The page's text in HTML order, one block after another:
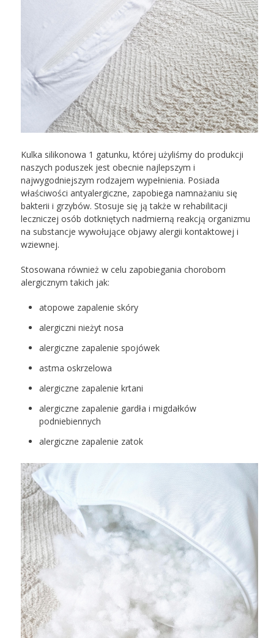
Kulka silikonowa 1 gatunku, której użyliśmy do produkcji
naszych poduszek jest obecnie najlepszym i
najwygodniejszym rodzajem wypełnienia. Posiada
właściwości antyalergiczne, zapobiega namnażaniu się
bakterii i grzybów. Stosuje się ją także w rehabilitacji
leczniczej osób dotkniętych nadmierną reakcją organizmu
na substancje wywołujące objawy alergii kontaktowej i
wziewnej.
Stosowana również w celu zapobiegania chorobom
alergicznym takich jak:
atopowe zapalenie skóry
alergiczni nieżyt nosa
alergiczne zapalenie spojówek
astma oskrzelowa
alergiczne zapalenie krtani
alergiczne zapalenie gardła i migdałków
podniebiennych
alergiczne zapalenie zatok